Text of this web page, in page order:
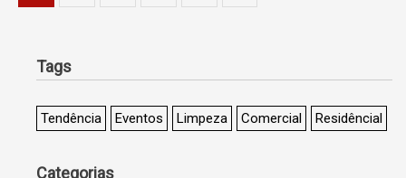
Tags
Tendência Eventos Limpeza Comercial Residêncial
Categorias